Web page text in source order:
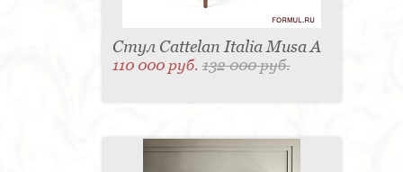
Стул Cattelan Italia Musa A
110 000 руб.132 000 руб.